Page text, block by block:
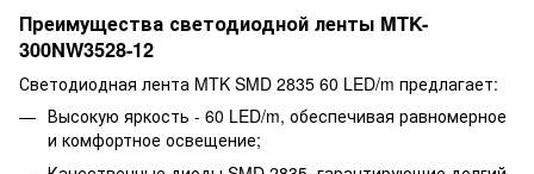
Преимущества светодиодной ленты MTK-
300NW3528-12
Светодиодная лента MTK SMD 2835 60 LED/m предлагает:
Высокую яркость - 60 LED/m, обеспечивая равномерное
и комфортное освещение;